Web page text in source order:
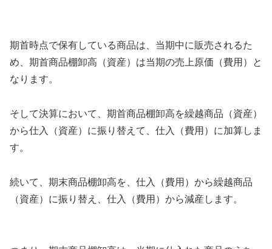
期首時点で保有している商品は、当期中に販売されるた
め、期首商品棚卸高（資産）は当期の売上原価（費用）と
なります。
そして決算において、期首商品棚卸高を繰越商品（資産）
から仕入（資産）に振り替えて、仕入（費用）に加算しま
す。
続いて、期末商品棚卸高を、仕入（費用）から繰越商品
（資産）に振り替え、仕入（費用）から減産します。